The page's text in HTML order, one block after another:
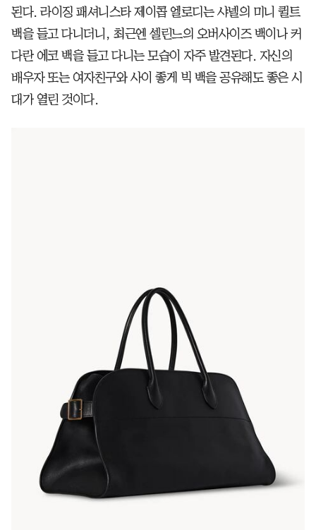
된다. 라이징 패셔니스타 제이콥 엘로디는 샤넬의 미니 퀼트
백을 들고 다니더니, 최근엔 셀린느의 오버사이즈 백이나 커
다란 에코 백을 들고 다니는 모습이 자주 발견된다. 자신의
배우자 또는 여자친구와 사이 좋게 빅 백을 공유해도 좋은 시
대가 열린 것이다.